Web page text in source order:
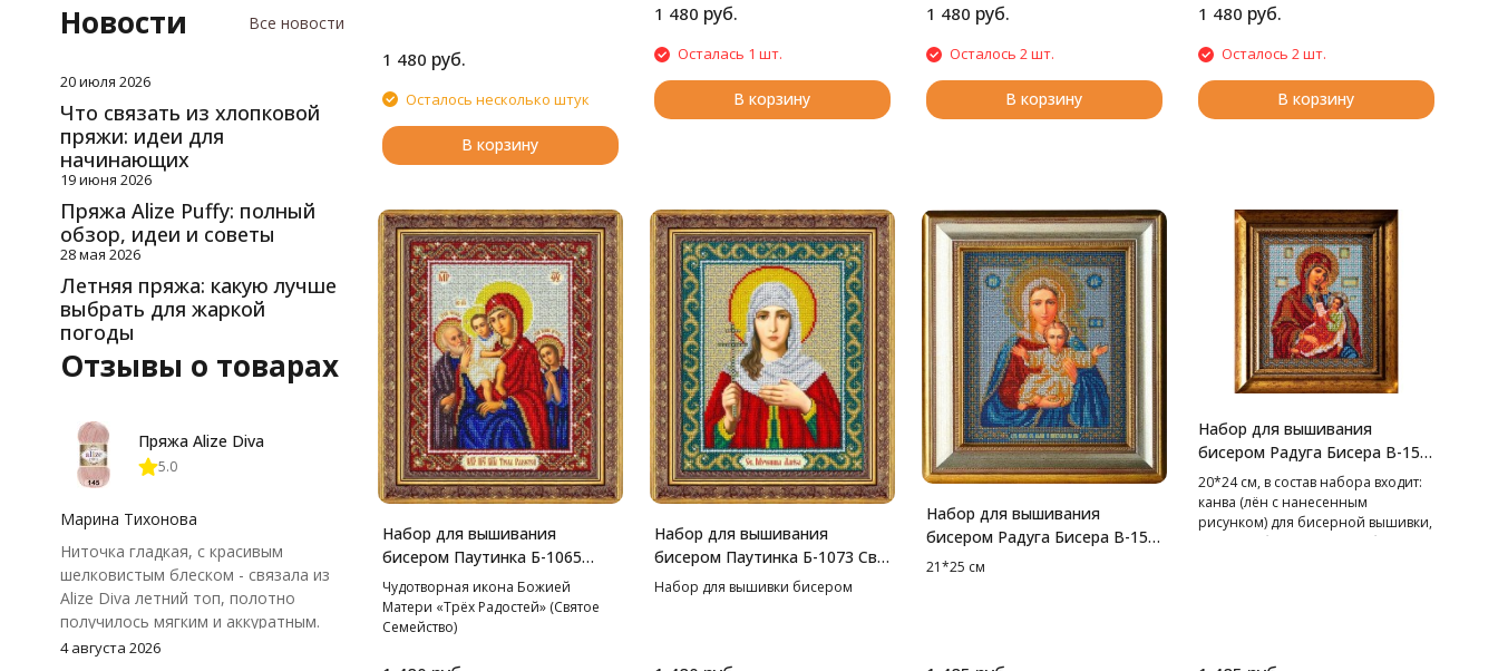
1 480 руб.
Осталось несколько штук
В корзину
1 480 руб.
Осталась 1 шт.
В корзину
1 480 руб.
Осталось 2 шт.
В корзину
1 480 руб.
Осталось 2 шт.
В корзину
Набор для вышивания
бисером Паутинка Б-1065
Пр.Богородица Трех
радостей, 20*25 см
Чудотворная икона Божией
Матери «Трёх Радостей» (Святое
Семейство)
Набор для вышивания
бисером Паутинка Б-1073 Св.
Лариса, 20*25 см
Набор для вышивки бисером
Набор для вышивания
бисером Радуга Бисера В-156
Богородица Леушинская,
21*25 см
Набор для вышивания
бисером Радуга Бисера В-158
Богородица Утоли Мои
Печали, 20*24 см
20*24 см, в состав набора входит:
канва (лён с нанесенным
рисунком) для бисерной вышивки,
чешский бисер, игла для бисера,
стоят последние слова из кондака,
Новости Все новости
20 июля 2026
Что связать из хлопковой
пряжи: идеи для
начинающих
19 июня 2026
Пряжа Alize Puffy: полный
обзор, идеи и советы
28 мая 2026
Летняя пряжа: какую лучше
выбрать для жаркой
погоды
Отзывы о товарах
Пряжа Alize Diva
5.0
Марина Тихонова
Ниточка гладкая, с красивым
шелковистым блеском - связала из
Alize Diva летний топ, полотно
получилось мягким и аккуратным.
Петли хорошо видны, вяжется
4 августа 2026